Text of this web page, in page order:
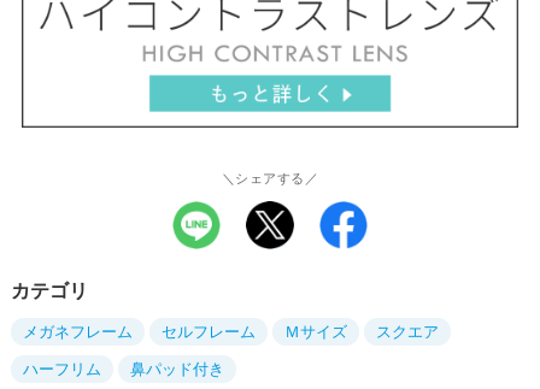
＼シェアする／
カテゴリ
メガネフレーム セルフレーム Ｍサイズ スクエア
ハーフリム 鼻パッド付き